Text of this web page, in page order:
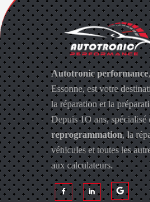
Autotronic performance
Essonne, est votre
la réparation et la
Depuis 1O ans, spécialisé
reprogrammation, la
véhicules et toutes les
aux calculateurs.